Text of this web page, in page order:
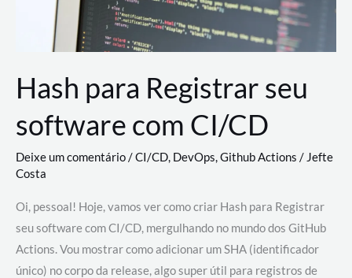
Hash para Registrar seu
software com CI/CD
Deixe um comentário/CI/CD, DevOps,Github Actions /Jefte
Costa
Oi, pessoal! Hoje, vamos ver como criar Hash para Registrar
seu software com CI/CD, mergulhando no mundo dos GitHub
Actions. Vou mostrar como adicionar um SHA (identificador
único) no corpo da release, algo super útil para registros de